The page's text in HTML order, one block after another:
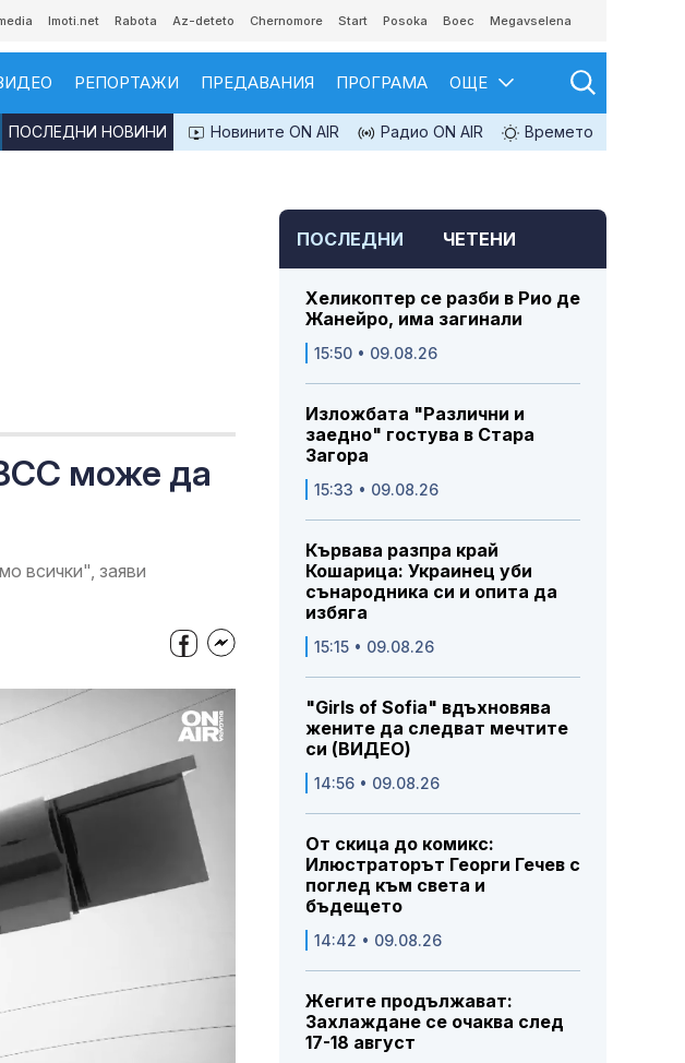
Imoti.net Rabota Az-deteto Chernomore Start Posoka Boec Megavselena
РЕПОРТАЖИ ПРЕДАВАНИЯ ПРОГРАМА ОЩЕ
Новините ON AIR Радио ON AIR Времето
ПОСЛЕДНИ НОВИНИ
може да
всички", заяви
ПОСЛЕДНИ ЧЕТЕНИ
Хеликоптер се разби в Рио де
Жанейро, има загинали
15:50 • 09.08.26
Изложбата "Различни и
заедно" гостува в Стара
Загора
15:33 • 09.08.26
Кървава разпра край
Кошарица: Украинец уби
сънародника си и опита да
избяга
15:15 • 09.08.26
"Girls of Sofia" вдъхновява
жените да следват мечтите
си (ВИДЕО)
14:56 • 09.08.26
От скица до комикс:
Илюстраторът Георги Гечев с
поглед към света и
бъдещето
14:42 • 09.08.26
Жегите продължават:
Захлаждане се очаква след
17-18 август